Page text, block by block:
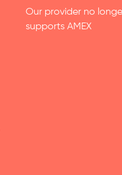
Our provider no
supports AMEX